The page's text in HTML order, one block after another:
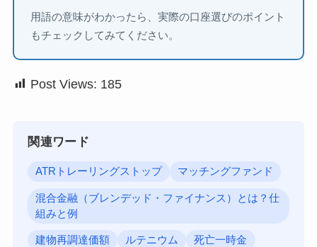
用語の意味がわかったら、実際の口座選びのポイント
もチェックしてみてください。
Post Views: 185
関連ワード
ATRトレーリングストップ マッチングファンド
混合金融（ブレンデッド・ファイナンス）とは？仕
組みと例
建物再調達価額 ルテニウム 死亡一時金